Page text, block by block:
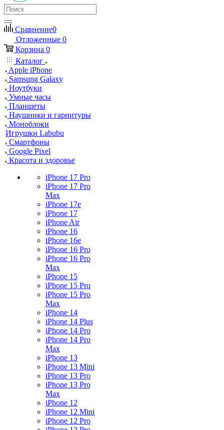
Сравнение0
Отложенные 0
Корзина 0
Каталог
Apple iPhone
Samsung Galaxy
Ноутбуки
Умные часы
Планшеты
Наушники и гарнитуры
Моноблоки
Игрушки Labubu
Смартфоны
Google Pixel
Красота и здоровье
iPhone 17 Pro
iPhone 17 Pro
Max
iPhone 17e
iPhone 17
iPhone Air
iPhone 16
iPhone 16e
iPhone 16 Pro
iPhone 16 Pro
Max
iPhone 15
iPhone 15 Pro
iPhone 15 Pro
Max
iPhone 14
iPhone 14 Plus
iPhone 14 Pro
iPhone 14 Pro
Max
iPhone 13
iPhone 13 Mini
iPhone 13 Pro
iPhone 13 Pro
Max
iPhone 12
iPhone 12 Mini
iPhone 12 Pro